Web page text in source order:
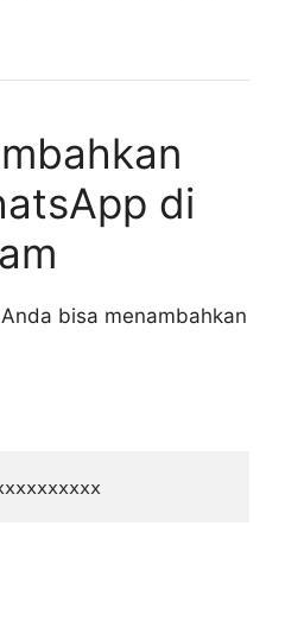
di
bisa menambahkan